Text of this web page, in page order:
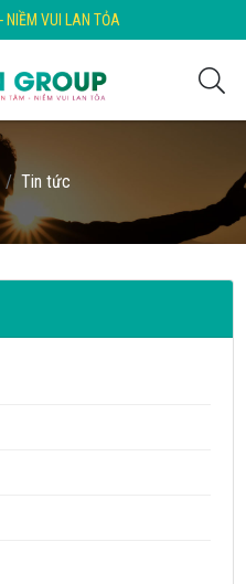
NIỀM VUI LAN TỎA
Tin tức